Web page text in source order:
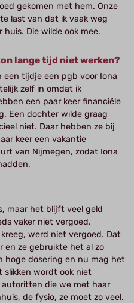
gekomen met hem. Onze
last van dat ik vaak weg
Die wilde ook mee.
lange tijd niet werken?
een tijdje een pgb voor Iona
zelf in omdat ik
een paar keer financiële
Een dochter wilde graag
niet. Daar hebben ze bij
keer een vakantie
van Nijmegen, zodat Iona
maar het blijft veel geld
vaker niet vergoed.
werd niet vergoed. Dat
en ze gebruikte het al zo
hoge dosering en nu mag het
slikken wordt ook niet
autoritten die we met haar
de fysio, ze moet zo veel.